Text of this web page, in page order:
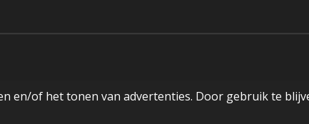
en/of het tonen van advertenties. Door gebruik te